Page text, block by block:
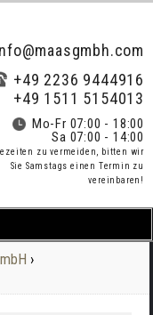
+49 2236 9444916
+49 1511 5154013
Mo-Fr 07:00 - 18:00
Sa 07:00 - 14:00
zu vermeiden, bitten wir
Sie Samstags einen Termin zu
vereinbaren!
›